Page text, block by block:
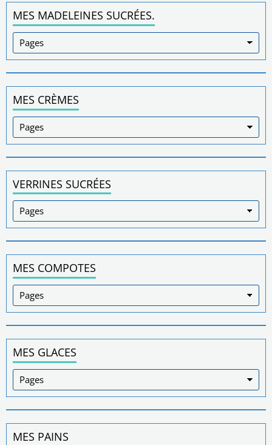
MES MADELEINES SUCRÉES.
MES CRÈMES
VERRINES SUCRÉES
MES COMPOTES
MES GLACES
MES PAINS